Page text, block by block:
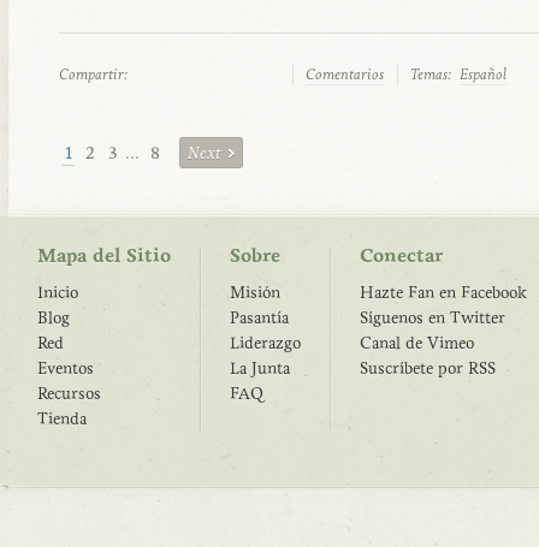
Compartir: Comentarios Temas: Español
1 2 3 ... 8 Next
Mapa del Sitio
Inicio
Blog
Red
Eventos
Recursos
Tienda
Sobre
Misión
Pasantía
Liderazgo
La Junta
FAQ
Conectar
Hazte Fan en Facebook
Síguenos en Twitter
Canal de Vimeo
Suscríbete por RSS